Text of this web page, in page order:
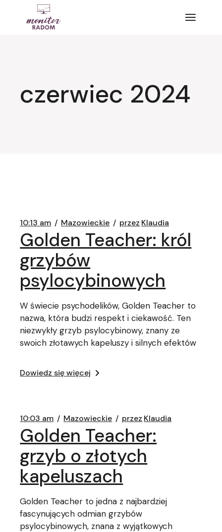
czerwiec 2024
10:13 am Mazowieckie przez Klaudia
Golden Teacher: król
grzybów
psylocybinowych
W świecie psychodelików, Golden Teacher to
nazwa, która budzi respekt i ciekawość. Ten
niezwykły grzyb psylocybinowy, znany ze
swoich złotawych kapeluszy i silnych efektów
Dowiedz się więcej
10:03 am Mazowieckie przez Klaudia
Golden Teacher:
grzyb o złotych
kapeluszach
Golden Teacher to jedna z najbardziej
fascynujących odmian grzybów
psylocybinowych, znana z wyjątkowych